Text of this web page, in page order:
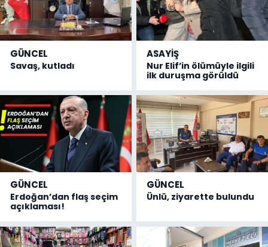
GÜNCEL
Savaş, kutladı
ASAYİŞ
Nur Elif’in ölümüyle ilgili
ilk duruşma görüldü
GÜNCEL
Erdoğan’dan flaş seçim
açıklaması!
GÜNCEL
Ünlü, ziyarette bulundu